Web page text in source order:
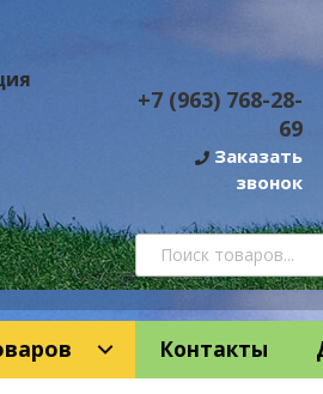
+7 (963) 768-28-
69
Заказать
звонок
Контакты